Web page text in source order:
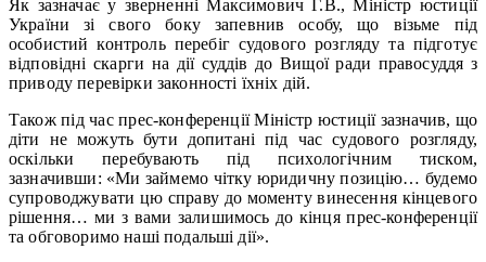
Як зазначає у зверненні Максимович Г.В., Міністр юстиції
України зі свого боку запевнив особу, що візьме під
особистий контроль перебіг судового розгляду та підготує
відповідні скарги на дії суддів до Вищої ради правосуддя з
приводу перевірки законності їхніх дій.
Також під час прес-конференції Міністр юстиції зазначив, що
діти не можуть бути допитані під час судового розгляду,
оскільки перебувають під психологічним тиском,
зазначивши: «Ми займемо чітку юридичну позицію… будемо
супроводжувати цю справу до моменту винесення кінцевого
рішення… ми з вами залишимось до кінця прес-конференції
та обговоримо наші подальші дії».